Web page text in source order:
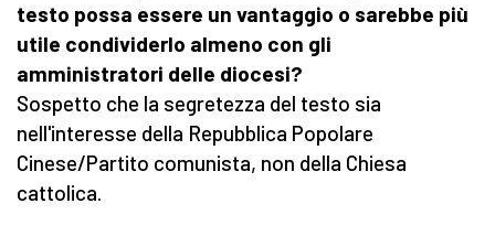
testo possa essere un vantaggio o sarebbe più
utile condividerlo almeno con gli
amministratori delle diocesi?
Sospetto che la segretezza del testo sia
nell'interesse della Repubblica Popolare
Cinese/Partito comunista, non della Chiesa
cattolica.